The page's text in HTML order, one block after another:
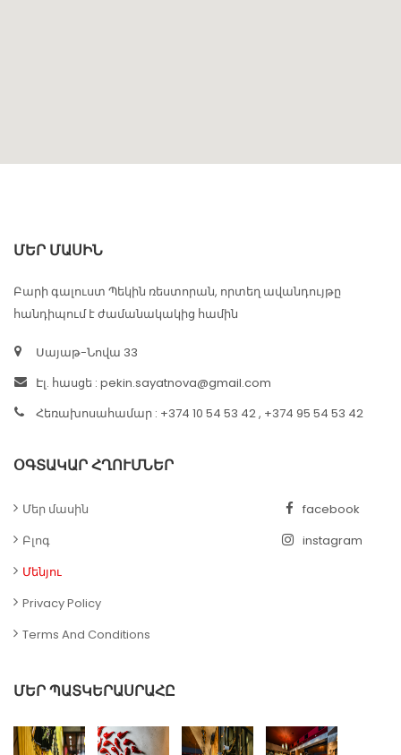
ՄԵՐ ՄԱՍԻՆ
Բարի գալուստ Պեկին ռեստորան, որտեղ ավանդույթը
հանդիպում է ժամանակակից համին
Սայաթ-Նովա 33
Էլ. հասցե : pekin.sayatnova@gmail.com
Հեռախոսահամար : +374 10 54 53 42 , +374 95 54 53 42
ՕԳՏԱԿԱՐ ՀՂՈՒՄՆԵՐ
Մեր մասին
Բլոգ
Մենյու
Privacy Policy
Terms And Conditions
facebook
instagram
ՄԵՐ ՊԱՏԿԵՐԱՍՐԱՀԸ